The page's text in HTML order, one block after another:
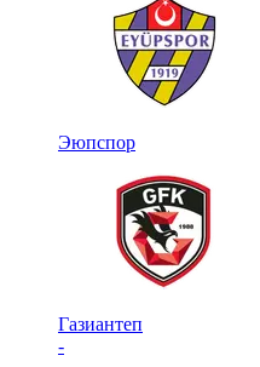
Эюпспор
Газиантеп
-